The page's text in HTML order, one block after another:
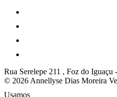
Rua Serelepe 211 , Foz do Iguaçu
© 2026 Annellyse Dias Moreira
Usamos